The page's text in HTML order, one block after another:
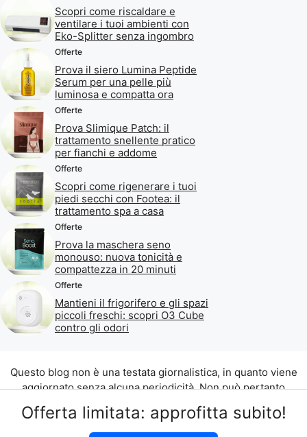
Offerta limitata: approfitta subito!
Scopri come riscaldare e
ventilare i tuoi ambienti con
Eko-Splitter senza ingombro
Offerte
Prova il siero Lumina Peptide
Serum per una pelle più
luminosa e compatta ora
Offerte
Prova Slimique Patch: il
trattamento snellente pratico
per fianchi e addome
Offerte
Scopri come rigenerare i tuoi
piedi secchi con Footea: il
trattamento spa a casa
Offerte
Prova la maschera seno
monouso: nuova tonicità e
compattezza in 20 minuti
Offerte
Mantieni il frigorifero e gli spazi
piccoli freschi: scopri O3 Cube
contro gli odori
Questo blog non è una testata giornalistica, in quanto viene
aggiornato senza alcuna periodicità. Non può pertanto
considerarsi un prodotto editoriale ai sensi della legge n. 62
del 07.03.2001.
©2026 di Aliados Srl C.da Piana Romana snc, 90010 Lascari